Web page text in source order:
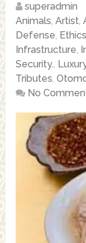
superadmin
Animals,Artist,
Defense,
Infrastructure,
Security.,
Tributes,
No